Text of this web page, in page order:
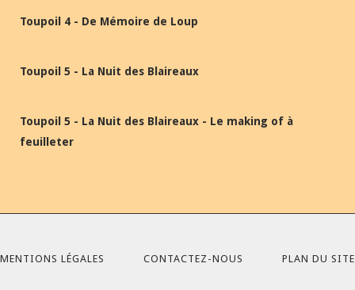
Toupoil 4 - De Mémoire de Loup
Toupoil 5 - La Nuit des Blaireaux
Toupoil 5 - La Nuit des Blaireaux - Le making of à
feuilleter
MENTIONS LÉGALES CONTACTEZ-NOUS PLAN DU SITE